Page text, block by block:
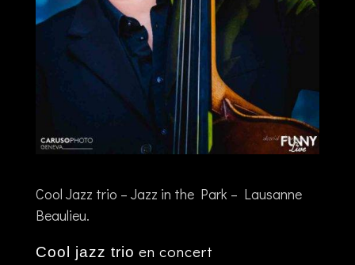
Cool Jazz trio – Jazz in the Park – Lausanne
Beaulieu.
Cool jazz trio en concert